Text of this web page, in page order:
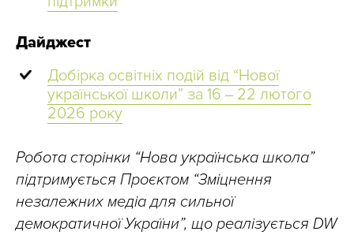
Дайджест
Добірка освітніх подій від “Нової
української школи” за 16 ‒ 22 лютого
2026 року
Робота сторінки “Нова українська школа”
підтримується Проєктом “Зміцнення
незалежних медіа для сильної
демократичної України”, що реалізується DW